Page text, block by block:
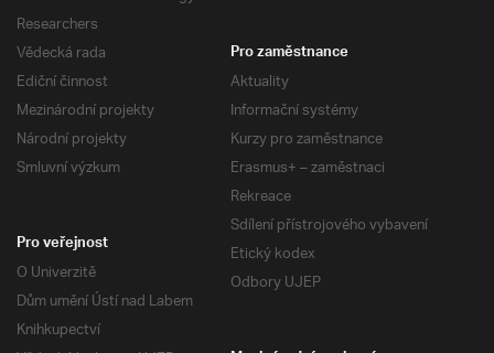
Researchers
Vědecká rada
Ediční činnost
Mezinárodní projekty
Národní projekty
Smluvní výzkum
Pro zaměstnance
Aktuality
Informační systémy
Kurzy pro zaměstnance
Erasmus+ – zaměstnaci
Rekreace
Sdílení přístrojového vybavení
Etický kodex
Odbory UJEP
Pro veřejnost
O Univerzitě
Dům umění Ústí nad Labem
Knihkupectví